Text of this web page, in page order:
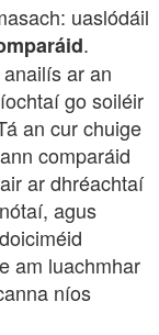
uaslódáil
.
ar an
go soiléir
an cur chuige
comparáid
ar dhréachtaí
agus
am luachmhar
níos